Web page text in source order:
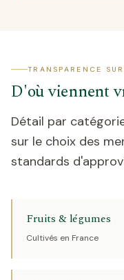
TRANSPARENCE
D'où viennent
Détail par
sur le choix des
standards
Fruits & légumes
Cultivés en France